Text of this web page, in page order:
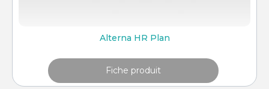
Alterna HR Plan
Fiche produit